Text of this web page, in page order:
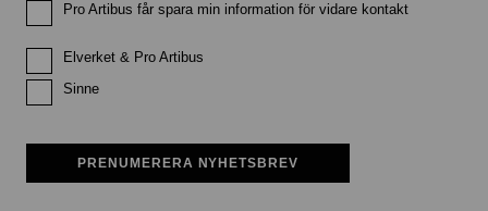
Pro Artibus får spara min information för vidare kontakt
Elverket & Pro Artibus
Sinne
PRENUMERERA NYHETSBREV